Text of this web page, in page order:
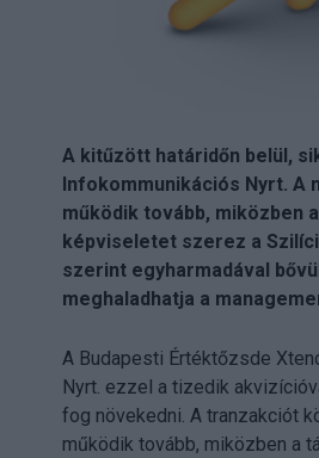
A kitűzött határidőn belül,
Infokommunikációs Nyrt.
működik tovább, miközben
képviseletet szerez a
szerint egyharmadával
meghaladhatja a
A Budapesti Értéktőzsde
Nyrt. ezzel a tizedik
fog növekedni. A tranzakciót
működik tovább, miközben a